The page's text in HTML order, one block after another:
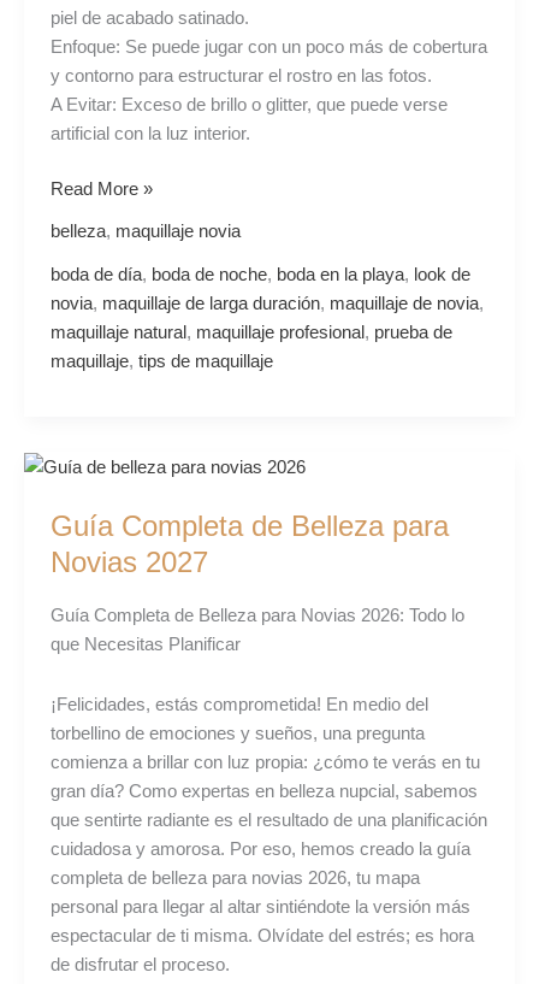
piel de acabado satinado.
Enfoque: Se puede jugar con un poco más de cobertura
y contorno para estructurar el rostro en las fotos.
A Evitar: Exceso de brillo o glitter, que puede verse
artificial con la luz interior.
Read More »
belleza, maquillaje novia
boda de día, boda de noche, boda en la playa, look de
novia, maquillaje de larga duración, maquillaje de novia,
maquillaje natural , maquillaje profesional , prueba de
maquillaje, tips de maquillaje
Guía Completa de Belleza para
Novias 2027
Guía Completa de Belleza para Novias 2026: Todo lo
que Necesitas Planificar
¡Felicidades, estás comprometida! En medio del
torbellino de emociones y sueños, una pregunta
comienza a brillar con luz propia: ¿cómo te verás en tu
gran día? Como expertas en belleza nupcial, sabemos
que sentirte radiante es el resultado de una planificación
cuidadosa y amorosa. Por eso, hemos creado la guía
completa de belleza para novias 2026, tu mapa
personal para llegar al altar sintiéndote la versión más
espectacular de ti misma. Olvídate del estrés; es hora
de disfrutar el proceso.
Guía
de
Belleza
Novias
2027